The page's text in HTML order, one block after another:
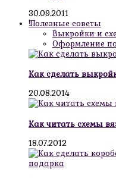
30.09.2011
!Полезные советы
Выкройки и
Оформление
Как сделать
20.08.2014
Как читать схемы
18.07.2012